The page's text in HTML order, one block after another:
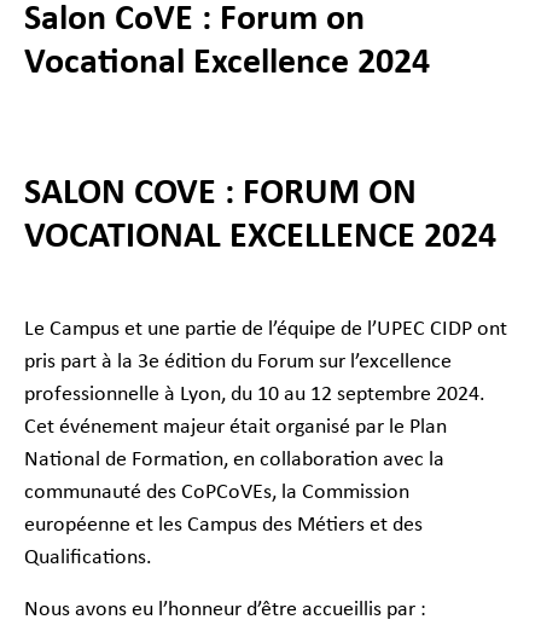
Salon CoVE : Forum on
Vocational Excellence 2024
SALON COVE : FORUM ON
VOCATIONAL EXCELLENCE 2024
Le Campus et une partie de l’équipe de l’UPEC CIDP ont
pris part à la 3e édition du Forum sur l’excellence
professionnelle à Lyon, du 10 au 12 septembre 2024.
Cet événement majeur était organisé par le Plan
National de Formation, en collaboration avec la
communauté des CoPCoVEs, la Commission
européenne et les Campus des Métiers et des
Qualifications.
Nous avons eu l’honneur d’être accueillis par :